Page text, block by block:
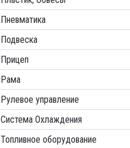
Пневматика
Подвеска
Прицеп
Рама
Рулевое управление
Система Охлаждения
Топливное оборудование